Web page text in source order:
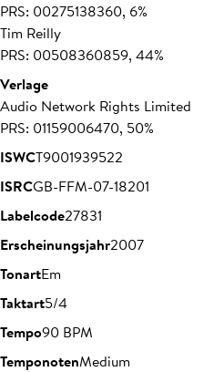
PRS: 00275138360, 6%
Tim Reilly
PRS: 00508360859, 44%
Verlage
Audio Network Rights Limited
PRS: 01159006470, 50%
ISWCT9001939522
ISRCGB-FFM-07-18201
Labelcode27831
Erscheinungsjahr2007
TonartEm
Taktart5/4
Tempo90 BPM
TemponotenMedium